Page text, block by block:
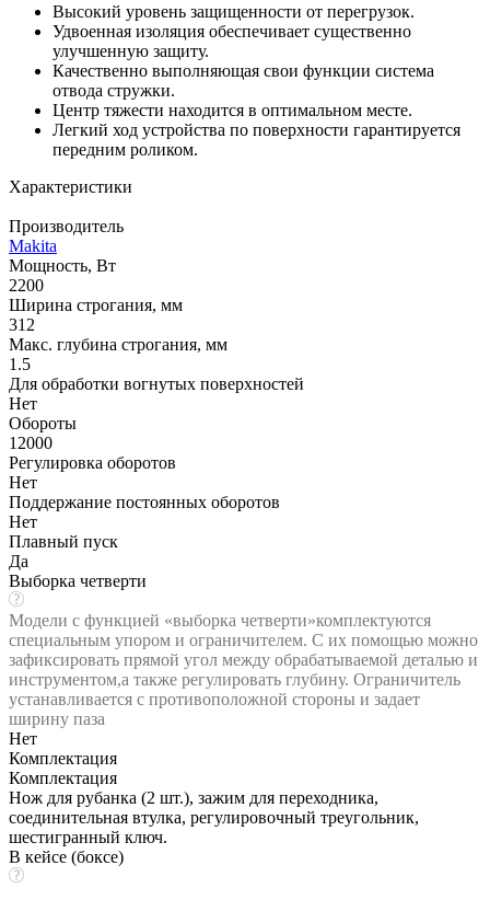
Высокий уровень защищенности от перегрузок.
Удвоенная изоляция обеспечивает существенно
улучшенную защиту.
Качественно выполняющая свои функции система
отвода стружки.
Центр тяжести находится в оптимальном месте.
Легкий ход устройства по поверхности гарантируется
передним роликом.
Характеристики
Производитель
Makita
Мощность, Вт
2200
Ширина строгания, мм
312
Макс. глубина строгания, мм
1.5
Для обработки вогнутых поверхностей
Нет
Обороты
12000
Регулировка оборотов
Нет
Поддержание постоянных оборотов
Нет
Плавный пуск
Да
Выборка четверти
Модели с функцией «выборка четверти»комплектуются
специальным упором и ограничителем. С их помощью можно
зафиксировать прямой угол между обрабатываемой деталью и
инструментом,а также регулировать глубину. Ограничитель
устанавливается с противоположной стороны и задает
ширину паза
Нет
Комплектация
Комплектация
Нож для рубанка (2 шт.), зажим для переходника,
соединительная втулка, регулировочный треугольник,
шестигранный ключ.
В кейсе (боксе)